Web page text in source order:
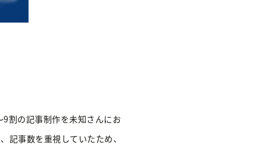
割の記事制作を未知さんにお
記事数を重視していたため、